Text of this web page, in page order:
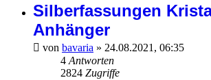
Silberfassungen
Anhänger
von bavaria » 24.08.2021, 06:35
4 Antworten
2824 Zugriffe